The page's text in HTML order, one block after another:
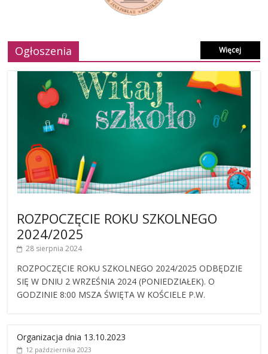
Ogłoszenia Więcej
ROZPOCZĘCIE ROKU SZKOLNEGO
2024/2025
28 sierpnia 2024
ROZPOCZĘCIE ROKU SZKOLNEGO 2024/2025 ODBĘDZIE
SIĘ W DNIU 2 WRZEŚNIA 2024 (PONIEDZIAŁEK). O
GODZINIE 8:00 MSZA ŚWIĘTA W KOŚCIELE P.W.
Organizacja dnia 13.10.2023
12 października 2023